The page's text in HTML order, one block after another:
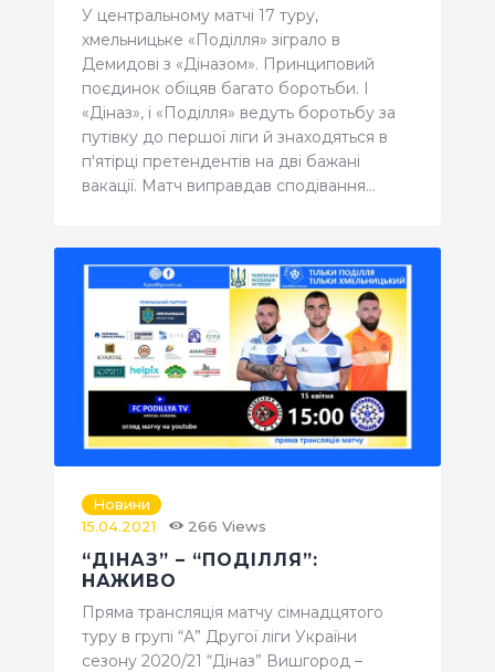
КВИТКИ
У центральному матчі 17 туру,
хмельницьке «Поділля» зіграло в
Демидові з «Діназом». Принциповий
поєдинок обіцяв багато боротьби. І
«Діназ», і «Поділля» ведуть боротьбу за
путівку до першої ліги й знаходяться в
п'ятірці претендентів на дві бажані
вакації. Матч виправдав сподівання…
Новини
15.04.2021
266 Views
“ДІНАЗ” – “ПОДІЛЛЯ”:
НАЖИВО
Пряма трансляція матчу сімнадцятого
туру в групі “А” Другої ліги України
сезону 2020/21 “Діназ” Вишгород –